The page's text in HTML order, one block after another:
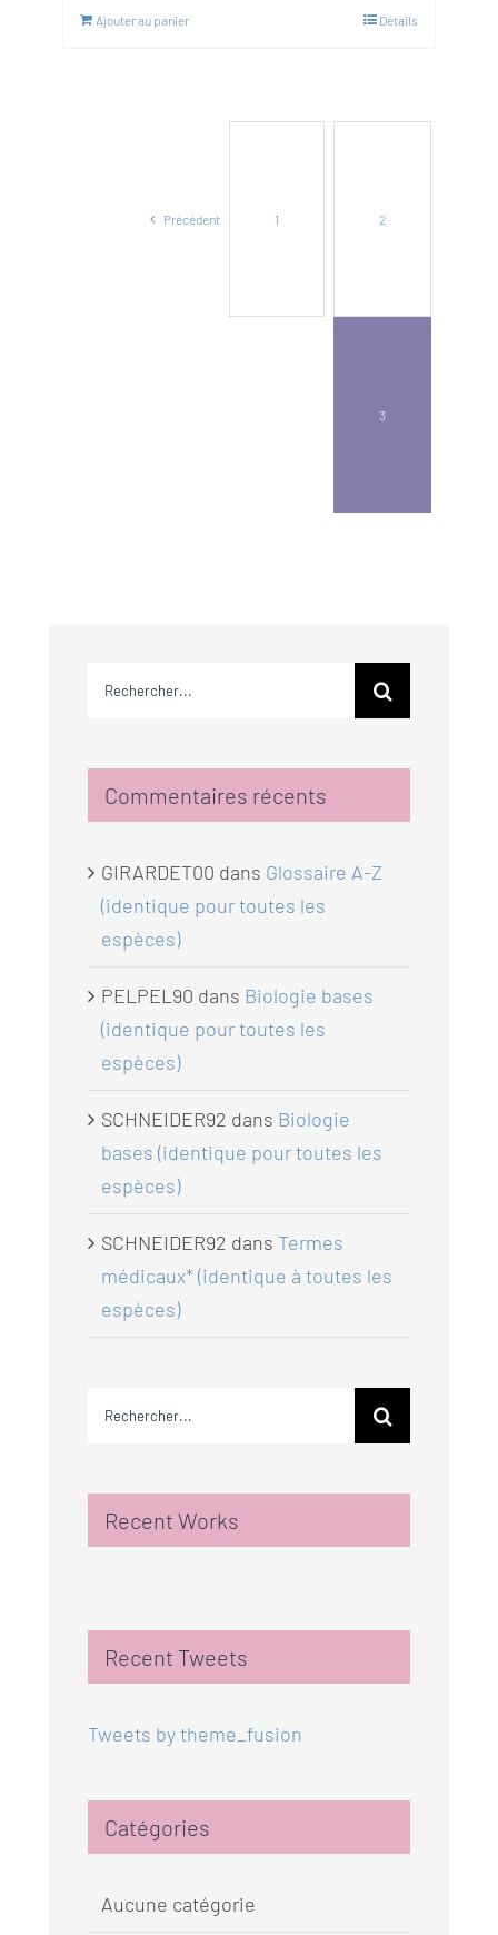
Ajouter au panier Détails
Précédent 1 2
3
Commentaires récents
GIRARDET00 dans Glossaire A-Z
(identique pour toutes les
espèces)
PELPEL90 dans Biologie bases
(identique pour toutes les
espèces)
SCHNEIDER92 dans Biologie
bases (identique pour toutes les
espèces)
SCHNEIDER92 dans Termes
médicaux* (identique à toutes les
espèces)
Recent Works
Recent Tweets
Tweets by theme_fusion
Catégories
Aucune catégorie